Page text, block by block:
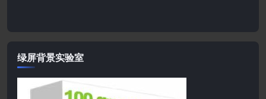
绿屏背景实验室